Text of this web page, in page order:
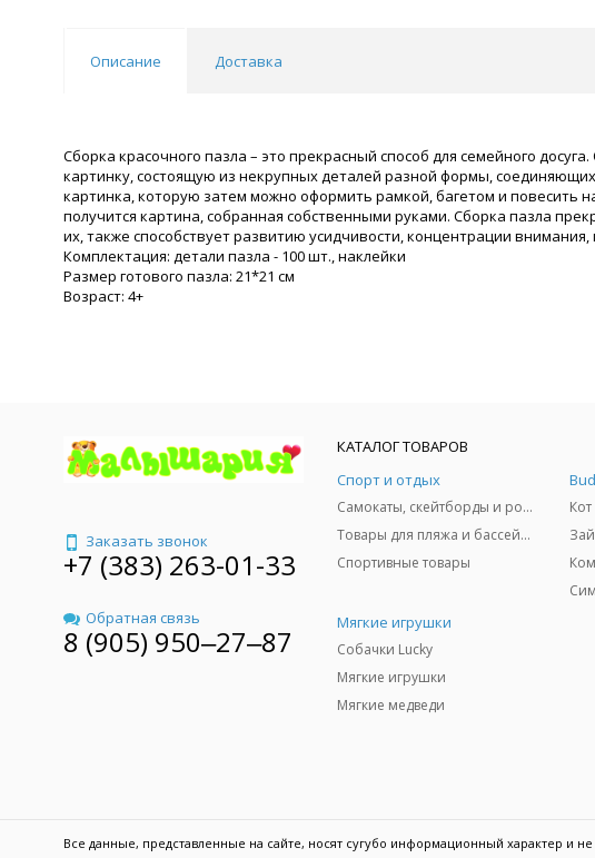
Описание Доставка
Сборка красочного пазла – это прекрасный способ для семейного
картинку, состоящую из некрупных деталей разной формы,
картинка, которую затем можно оформить рамкой, багетом и повесить
получится картина, собранная собственными руками. Сборка пазла
их, также способствует развитию усидчивости, концентрации внимания,
Комплектация: детали пазла - 100 шт., наклейки
Размер готового пазла: 21*21 см
Возраст: 4+
Заказать звонок
+7 (383) 263-01-33
Обратная связь
8 (905) 950‒27‒87
КАТАЛОГ ТОВАРОВ
Спорт и отдых
Самокаты, скейтборды и ролики
Товары для пляжа и бассейны
Спортивные товары
Мягкие игрушки
Собачки Lucky
Мягкие игрушки
Мягкие медведи
Все данные, представленные на сайте, носят сугубо информационный характер